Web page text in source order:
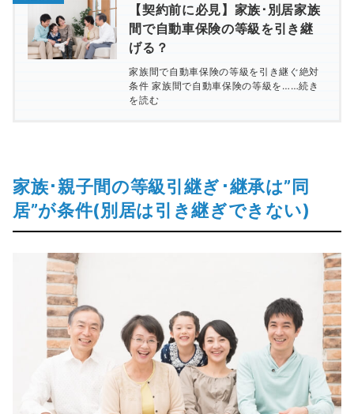
【契約前に必見】家族･別居家族
間で自動車保険の等級を引き継
げる？
家族間で自動車保険の等級を引き継ぐ絶対
条件 家族間で自動車保険の等級を……続き
を読む
家族･親子間の等級引継ぎ･継承は”同
居”が条件(別居は引き継ぎできない)